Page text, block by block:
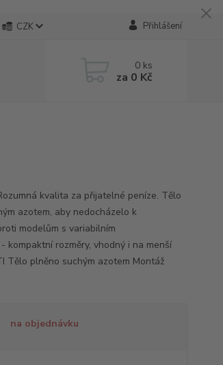
CZK Přihlášení
0 ks
za 0 Kč
kvalita za přijatelné peníze. Tělo
azotem, aby nedocházelo k
modelům s variabilním
kompaktní rozměry, vhodný i na menší
Tělo plněno suchým azotem Montáž
na objednávku